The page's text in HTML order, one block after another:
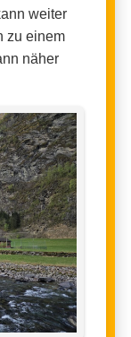
weiter
zu einem
näher